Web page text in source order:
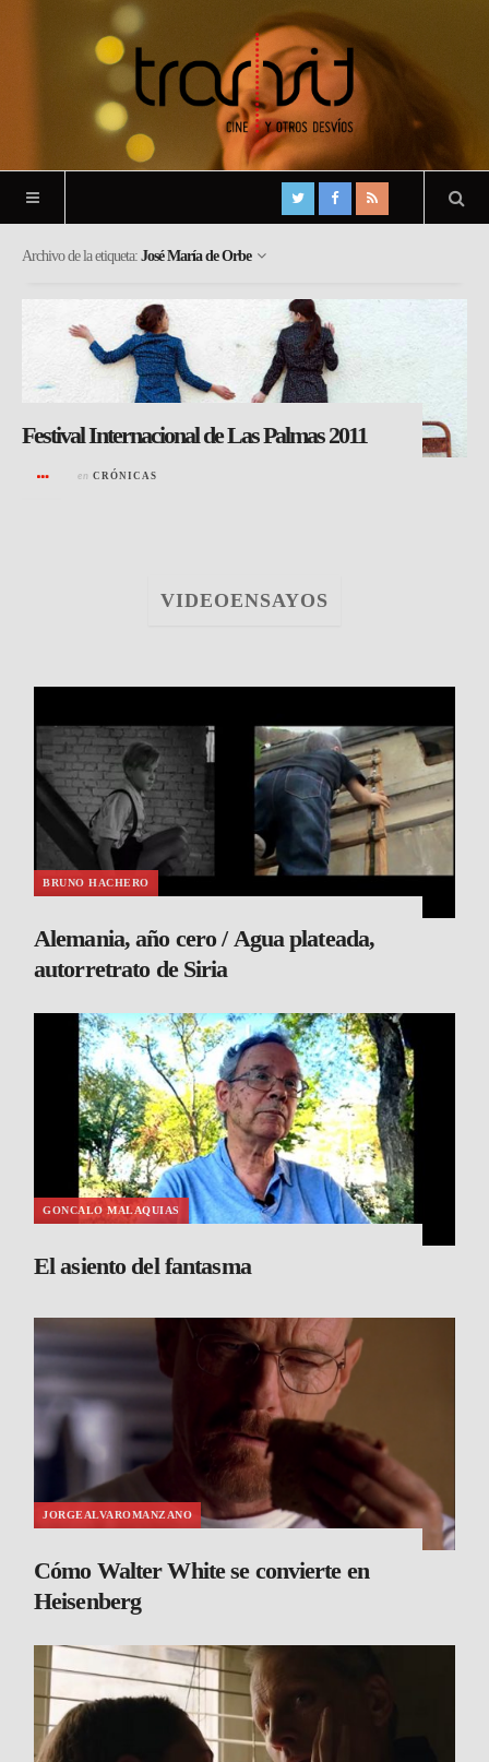
Archivo de la etiqueta: José María de Orbe
Festival Internacional de Las Palmas 2011
en CRÓNICAS
VIDEOENSAYOS
BRUNO HACHERO
Alemania, año cero / Agua plateada,
autorretrato de Siria
GONCALO MALAQUIAS
El asiento del fantasma
JORGEALVAROMANZANO
Cómo Walter White se convierte en
Heisenberg